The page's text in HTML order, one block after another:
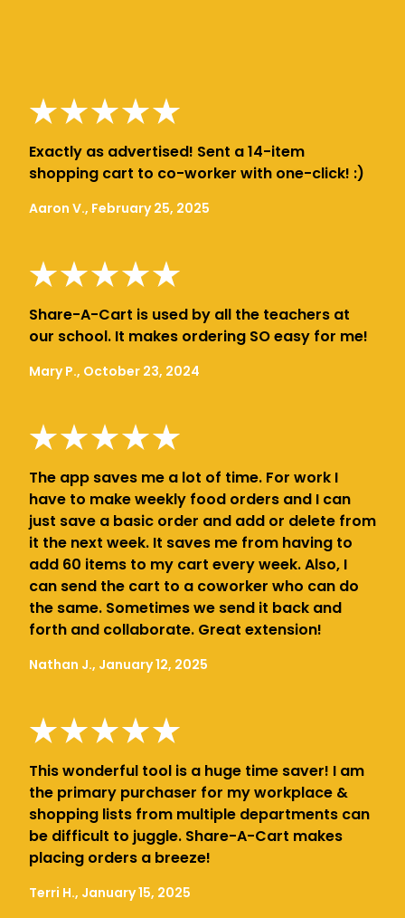
Exactly as advertised! Sent a 14-item
shopping cart to co-worker with one-click! :)
Aaron V., February 25, 2025
Share-A-Cart is used by all the teachers at
our school. It makes ordering SO easy for me!
Mary P., October 23, 2024
The app saves me a lot of time. For work I
have to make weekly food orders and I can
just save a basic order and add or delete from
it the next week. It saves me from having to
add 60 items to my cart every week. Also, I
can send the cart to a coworker who can do
the same. Sometimes we send it back and
forth and collaborate. Great extension!
Nathan J., January 12, 2025
This wonderful tool is a huge time saver! I am
the primary purchaser for my workplace &
shopping lists from multiple departments can
be difficult to juggle. Share-A-Cart makes
placing orders a breeze!
Terri H., January 15, 2025